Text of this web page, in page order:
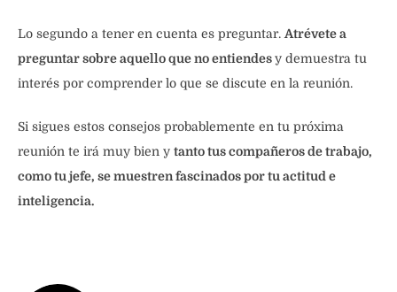
Lo segundo a tener en cuenta es preguntar. Atrévete a
preguntar sobre aquello que no entiendesy demuestra tu
interés por comprender lo que se discute en la reunión.
Si sigues estos consejos probablemente en tu próxima
reunión te irá muy bien y tanto tus compañeros de trabajo,
como tu jefe, se muestren fascinados por tu actitud e
inteligencia.